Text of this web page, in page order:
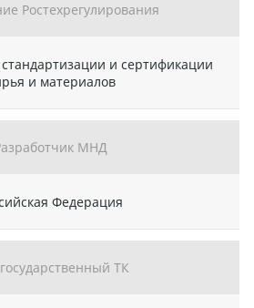
Ростехрегулирования
и сертификации
и материалов
МНД
Федерация
ТК